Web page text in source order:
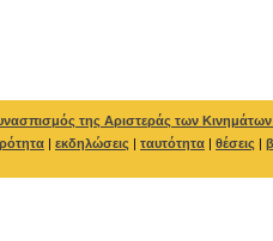
της Αριστεράς των Κινημάτων
| εκδηλώσεις | ταυτότητα | θέσεις |